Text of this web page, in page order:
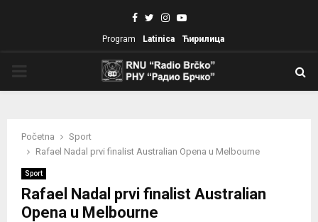
Facebook
TwitterInstagram
Youtube
Program Latinica Ћирилица
Početna
Sport
Rafael Nadal prvi finalist Australian Opena u Melbourne
Sport
Rafael Nadal prvi finalist Australian
Opena u Melbourne